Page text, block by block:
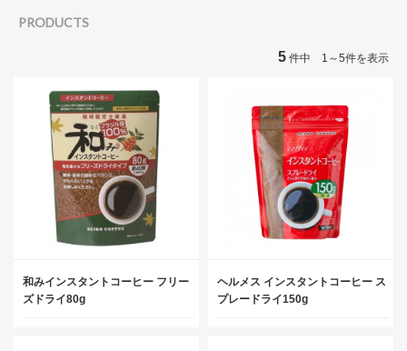
PRODUCTS
5 件中 1～5件を表示
和みインスタントコーヒー フリー
ズドライ80g
ヘルメス インスタントコーヒー ス
プレードライ150g